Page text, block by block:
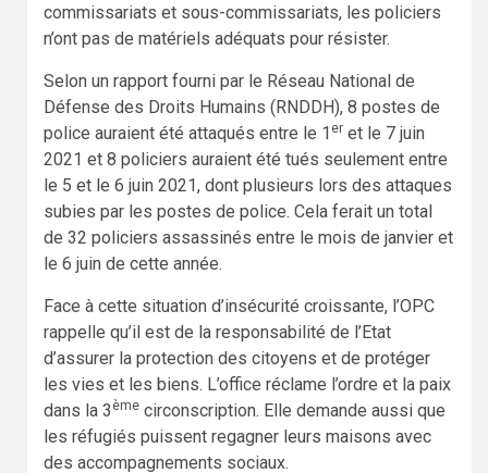
commissariats et sous-commissariats, les policiers
n’ont pas de matériels adéquats pour résister.
Selon un rapport fourni par le Réseau National de
Défense des Droits Humains (RNDDH), 8 postes de
police auraient été attaqués entre le 1 er et le 7 juin
2021 et 8 policiers auraient été tués seulement entre
le 5 et le 6 juin 2021, dont plusieurs lors des attaques
subies par les postes de police. Cela ferait un total
de 32 policiers assassinés entre le mois de janvier et
le 6 juin de cette année.
Face à cette situation d’insécurité croissante, l’OPC
rappelle qu’il est de la responsabilité de l’Etat
d’assurer la protection des citoyens et de protéger
les vies et les biens. L’office réclame l’ordre et la paix
dans la 3 ème circonscription. Elle demande aussi que
les réfugiés puissent regagner leurs maisons avec
des accompagnements sociaux.